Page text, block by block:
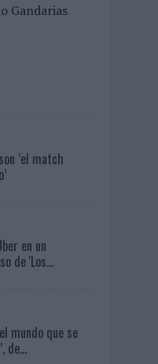
Gandarias
‘el match
en un
de 'Los...
mundo que se
de...